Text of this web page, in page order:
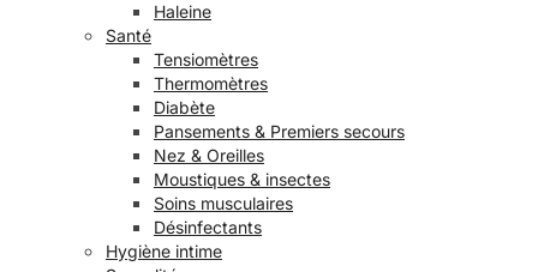
Haleine
Santé
Tensiomètres
Thermomètres
Diabète
Pansements & Premiers secours
Nez & Oreilles
Moustiques & insectes
Soins musculaires
Désinfectants
Hygiène intime